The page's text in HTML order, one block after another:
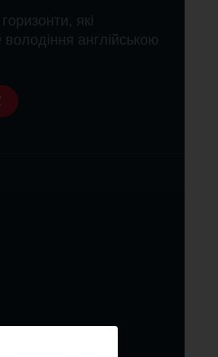
які
володіння англійською